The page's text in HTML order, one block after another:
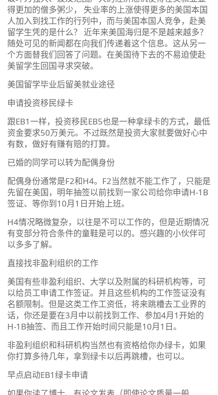
得更加的僧多粥少， 失业率的上涨使得更多的美国本国
人加入到找工作的行列中，而与美国本国人竞争，赴美
留学生凭的是什么？ 近年来美国海归是不是越来越多？
随处可见的新闻都在向我们传递着这个信息。这从另一
个方面替我们回答了问题。在美国待下去的不易迫使赴
美留学生回国寻求突破。
美国留学毕业后留美就业途径
申请投资移民绿卡
跟EB1一样，投资移民EB5也是一种拿绿卡的方式，最低
资金要求50万美元。不过既然是投资大家就要做好心中
有数，做好有赚有赔的打算。
已婚的同学可以转为配偶身份
配偶身份通常是F2和H4。F2当然就不能工作了，只能是
先留在美国，明年抽签以前找到一家公司给你申请H-1B
签证、等你到10月1日开始上班。
H4情况略微复杂，以往是不可以工作的，但是近期情况
有变部分符合条件的童鞋是可以的。感兴趣的小伙伴可
以多多了解。
直接找非盈利组织的工作
美国有些非盈利组织、大学以及附属的科研机构等，可
以给员工申请工作签证。并且这些机构的工作签证没有
名额限制。但是这类工作工资低，将来跳槽去工业界的
话，你还是要在3月中以前找到工作、参加4月1开始的
H-1B抽签、而且工作开始时间只能是10月1日。
非盈利组织和科研机构当然也有资格给你办绿卡，如果
你打算多待几年，拿到绿卡以后再跳槽，也可以。
早点启动EB1绿卡申请